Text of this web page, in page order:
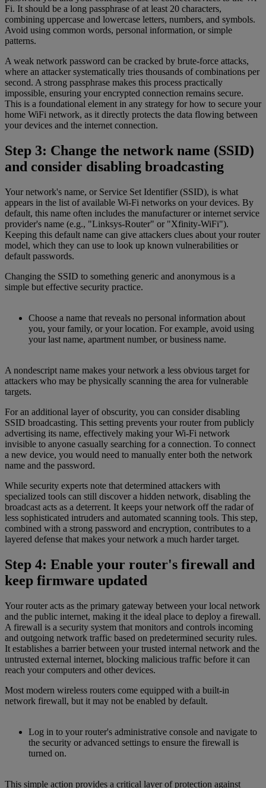
Fi. It should be a long passphrase of at least 20 characters,
combining uppercase and lowercase letters, numbers, and symbols.
Avoid using common words, personal information, or simple
patterns.
A weak network password can be cracked by brute-force attacks,
where an attacker systematically tries thousands of combinations per
second. A strong passphrase makes this process practically
impossible, ensuring your encrypted connection remains secure.
This is a foundational element in any strategy for how to secure your
home WiFi network, as it directly protects the data flowing between
your devices and the internet connection.
Step 3: Change the network name (SSID)
and consider disabling broadcasting
Your network's name, or Service Set Identifier (SSID), is what
appears in the list of available Wi-Fi networks on your devices. By
default, this name often includes the manufacturer or internet service
provider's name (e.g., "Linksys-Router" or "Xfinity-WiFi").
Keeping this default name can give attackers clues about your router
model, which they can use to look up known vulnerabilities or
default passwords.
Changing the SSID to something generic and anonymous is a
simple but effective security practice.
Choose a name that reveals no personal information about
you, your family, or your location. For example, avoid using
your last name, apartment number, or business name.
A nondescript name makes your network a less obvious target for
attackers who may be physically scanning the area for vulnerable
targets.
For an additional layer of obscurity, you can consider disabling
SSID broadcasting. This setting prevents your router from publicly
advertising its name, effectively making your Wi-Fi network
invisible to anyone casually searching for a connection. To connect
a new device, you would need to manually enter both the network
name and the password.
While security experts note that determined attackers with
specialized tools can still discover a hidden network, disabling the
broadcast acts as a deterrent. It keeps your network off the radar of
less sophisticated intruders and automated scanning tools. This step,
combined with a strong password and encryption, contributes to a
layered defense that makes your network a much harder target.
Step 4: Enable your router's firewall and
keep firmware updated
Your router acts as the primary gateway between your local network
and the public internet, making it the ideal place to deploy a firewall.
A firewall is a security system that monitors and controls incoming
and outgoing network traffic based on predetermined security rules.
It establishes a barrier between your trusted internal network and the
untrusted external internet, blocking malicious traffic before it can
reach your computers and other devices.
Most modern wireless routers come equipped with a built-in
network firewall, but it may not be enabled by default.
Log in to your router's administrative console and navigate to
the security or advanced settings to ensure the firewall is
turned on.
This simple action provides a critical layer of protection against